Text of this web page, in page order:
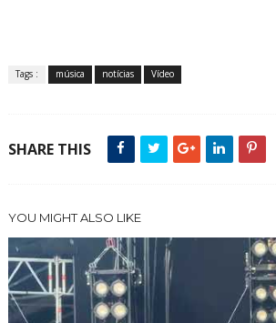
Tags : música notícias Vídeo
SHARE THIS
YOU MIGHT ALSO LIKE